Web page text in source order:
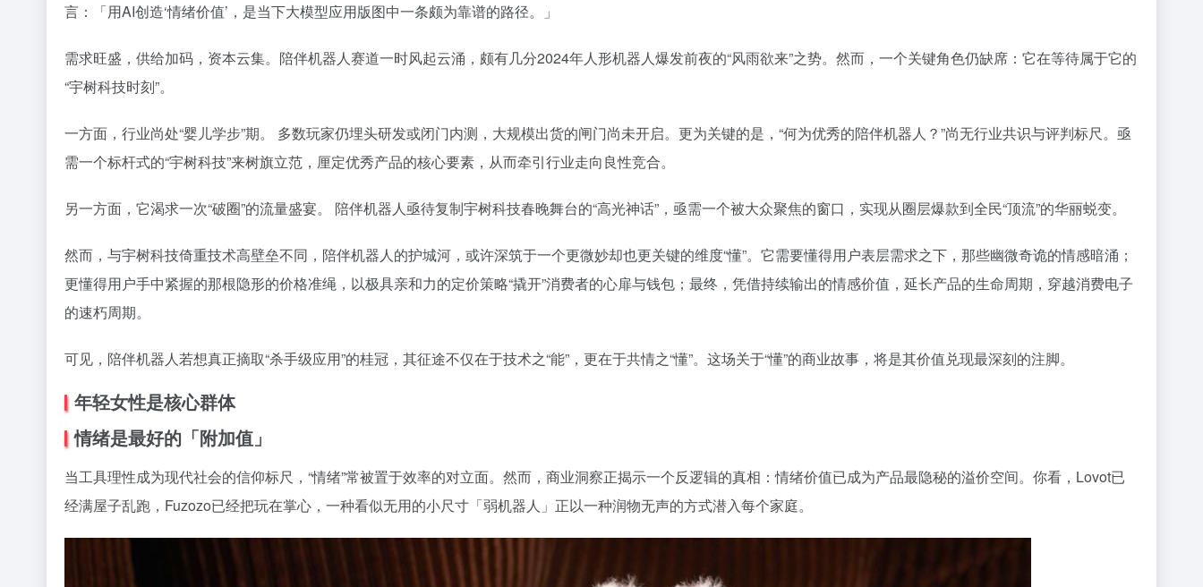
言：「用AI创造‘情绪价值’，是当下大模型应用版图中一条颇为靠谱的路径。」
需求旺盛，供给加码，资本云集。陪伴机器人赛道一时风起云涌，颇有几分2024年人形机器人爆发前夜的“风雨欲来”之势。然而，一个关键角色仍缺席：它在等待属于它的
“宇树科技时刻”。
一方面，行业尚处“婴儿学步”期。 多数玩家仍埋头研发或闭门内测，大规模出货的闸门尚未开启。更为关键的是，“何为优秀的陪伴机器人？”尚无行业共识与评判标尺。亟
需一个标杆式的“宇树科技”来树旗立范，厘定优秀产品的核心要素，从而牵引行业走向良性竞合。
另一方面，它渴求一次“破圈”的流量盛宴。 陪伴机器人亟待复制宇树科技春晚舞台的“高光神话”，亟需一个被大众聚焦的窗口，实现从圈层爆款到全民“顶流”的华丽蜕变。
然而，与宇树科技倚重技术高壁垒不同，陪伴机器人的护城河，或许深筑于一个更微妙却也更关键的维度“懂”。它需要懂得用户表层需求之下，那些幽微奇诡的情感暗涌；
更懂得用户手中紧握的那根隐形的价格准绳，以极具亲和力的定价策略“撬开”消费者的心扉与钱包；最终，凭借持续输出的情感价值，延长产品的生命周期，穿越消费电子
的速朽周期。
可见，陪伴机器人若想真正摘取“杀手级应用”的桂冠，其征途不仅在于技术之“能”，更在于共情之“懂”。这场关于“懂”的商业故事，将是其价值兑现最深刻的注脚。
年轻女性是核心群体
情绪是最好的「附加值」
当工具理性成为现代社会的信仰标尺，“情绪”常被置于效率的对立面。然而，商业洞察正揭示一个反逻辑的真相：情绪价值已成为产品最隐秘的溢价空间。你看，Lovot已
经满屋子乱跑，Fuzozo已经把玩在掌心，一种看似无用的小尺寸「弱机器人」正以一种润物无声的方式潜入每个家庭。